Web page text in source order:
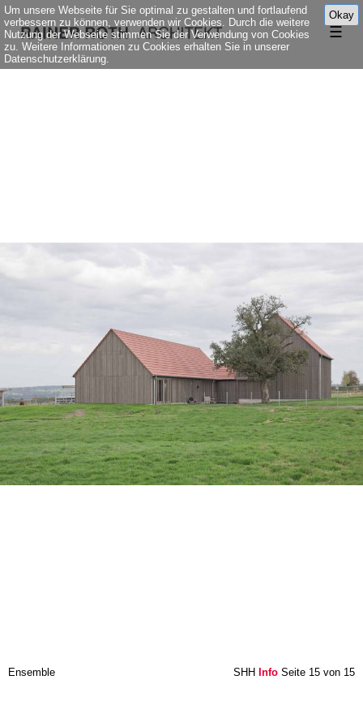
☰
Ensemble SHH Info Seite 15 von 15
Okay
Um unsere Webseite für Sie optimal zu gestalten und fortlaufend
verbessern zu können, verwenden wir Cookies. Durch die weitere
Nutzung der Webseite stimmen Sie der Verwendung von Cookies
zu. Weitere Informationen zu Cookies erhalten Sie in unserer
Datenschutzerklärung.